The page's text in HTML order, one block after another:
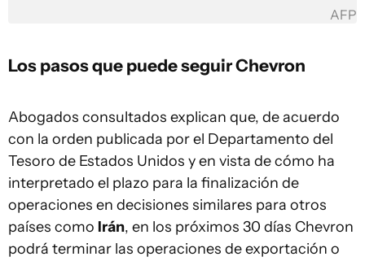
AFP
Los pasos que puede seguir Chevron
Abogados consultados explican que, de acuerdo
con la orden publicada por el Departamento del
Tesoro de Estados Unidos y en vista de cómo ha
interpretado el plazo para la finalización de
operaciones en decisiones similares para otros
países como Irán, en los próximos 30 días Chevron
podrá terminar las operaciones de exportación o